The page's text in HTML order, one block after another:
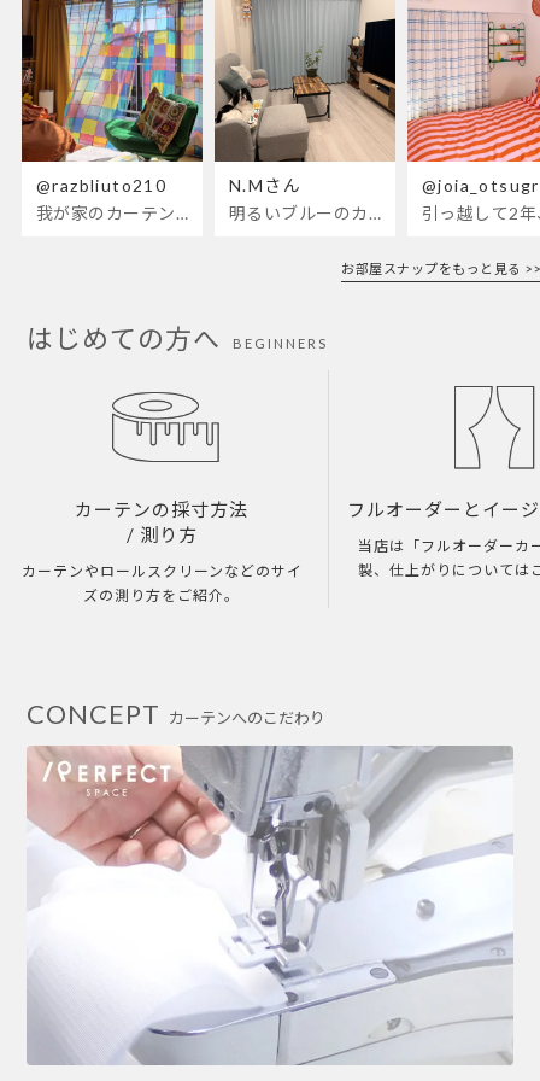
@razbliuto210
我が家のカーテンが新しくなりました🌼早起きが超絶苦手な私が、思わず朝カーテンを開けて光合成するようになったステンドグラスカーテン…！
N.Mさん
明るいブルーのカーテンで、部屋全体が明るく。白を基調とした部屋にぴったりです。
お部屋スナップをもっと見る >>
はじめての方へ BEGINNERS
カーテンの採寸方法
/ 測り方
カーテンやロールスクリーンなどのサイ
ズの測り方をご紹介。
フルオーダーとイー
当店は「フルオーダーカ
製、仕上がりについては
カーテンへのこだわり
CONCEPT